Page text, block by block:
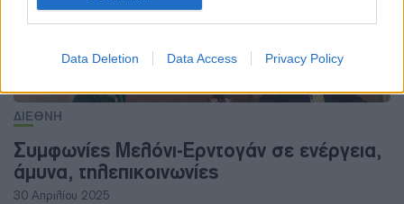
Data Deletion Data Access Privacy Policy
ΔΙΕΘΝΗ
Συμφωνίες Μελόνι-Ερντογάν σε ενέργεια,
άμυνα, τηλεπικοινωνίες
30 Απριλίου 2025